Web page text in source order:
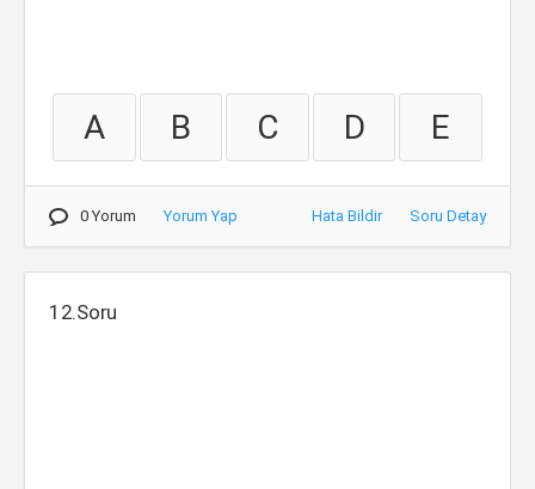
A B C D E
0 Yorum Yorum Yap Hata Bildir Soru Detay
12.Soru